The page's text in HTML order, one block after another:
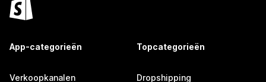
App-categorieën
Verkoopkanalen
Topcategorieën
Dropshipping